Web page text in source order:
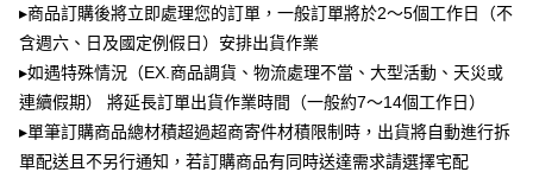
買賣價金債權讓與本公司後，依約使用本公司帳單繳交帳款。
2.基於同意付款使用「大哥付你分期」之契約關係目的，商店將以您的個人
資料（包含姓名、電話或地址）提供予台灣大哥大進項蒐集、處理及利用，
由本公司與您本人進行分期帳單所需資料之確認、核對及更正。
3.完整用戶服務條款，請詳閱以下連結：https://oppay.tw/userRule
7-11取貨付款
每筆NT$100，滿NT$900(含以上)免運費
付款後7-11取貨
每筆NT$100，滿NT$700(含以上)免運費
▸商品訂購後將立即處理您的訂單，一般訂單將於2～5個工作日（不
含週六、日及國定例假日）安排出貨作業
▸如遇特殊情況（EX.商品調貨、物流處理不當、大型活動、天災或
連續假期） 將延長訂單出貨作業時間（一般約7～14個工作日）
▸單筆訂購商品總材積超過超商寄件材積限制時，出貨將自動進行拆
單配送且不另行通知，若訂購商品有同時送達需求請選擇宅配